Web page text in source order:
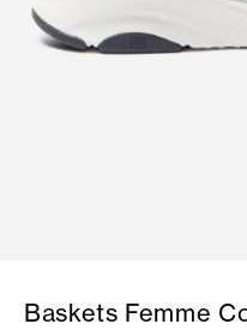
Baskets Femme